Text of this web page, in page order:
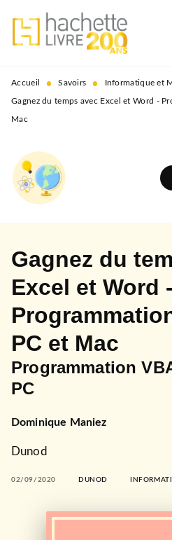
MENU RECHERCHE
PIED DE PAGE
Accueil • Savoirs • Informatique et
Gagnez du temps avec Excel et Word -
Mac
Gagnez du
Excel et Word -
PC et Mac
Programmation
PC
Dominique Maniez
Dunod
02/09/2020 DUNOD